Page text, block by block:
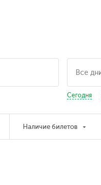
Сегодня
Наличие билетов